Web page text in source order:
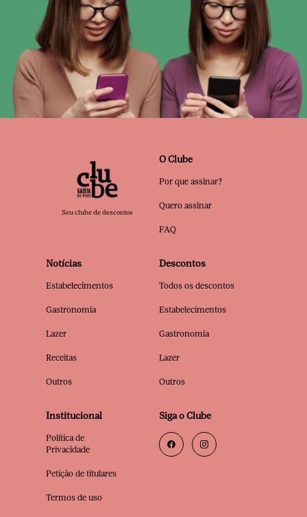
Seu clube de descontos
O Clube
Por que assinar?
Quero assinar
FAQ
Notícias
Estabelecimentos
Gastronomia
Lazer
Receitas
Outros
Descontos
Todos os descontos
Estabelecimentos
Gastronomia
Lazer
Outros
Institucional
Política de
Privacidade
Petição de titulares
Termos de uso
Siga o Clube